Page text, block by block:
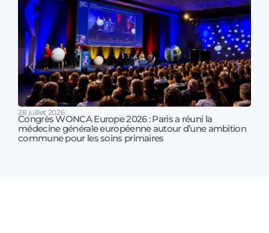
28 juillet 2026
Congrès WONCA Europe 2026 : Paris a réuni la
médecine générale européenne autour d’une ambition
commune pour les soins primaires